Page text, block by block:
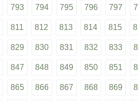
793 794 795 796 797
811 812 813 814 815
829 830 831 832 833
847 848 849 850 851
865 866 867 868 869